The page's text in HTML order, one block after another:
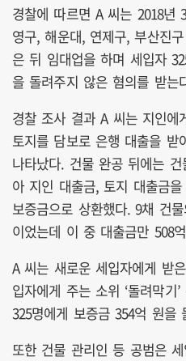
경찰에 따르면 A 씨는 2018년
영구, 해운대, 연제구, 부산진
은 뒤 임대업을 하며 세입자
을 돌려주지 않은 혐의를 받는
경찰 조사 결과 A 씨는 지인
토지를 담보로 은행 대출을
나타났다. 건물 완공 뒤에는
아 지인 대출금, 토지 대출금
보증금으로 상환했다. 9채 건
이었는데 이 중 대출금만 508
A 씨는 새로운 세입자에게 받
입자에게 주는 소위 ‘돌려막기
325명에게 보증금 354억 원을
또한 건물 관리인 등 공범은